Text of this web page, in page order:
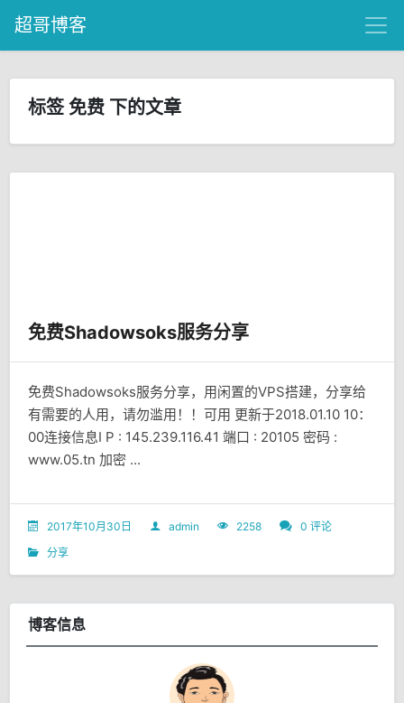
超哥博客
标签 免费 下的文章
免费Shadowsoks服务分享
免费Shadowsoks服务分享，用闲置的VPS搭建，分享给
有需要的人用，请勿滥用！！可用 更新于2018.01.10 10：
00连接信息I P : 145.239.116.41 端口 : 20105 密码 :
www.05.tn 加密 ...
2017年10月30日 admin 2258
0 评论
分享
博客信息